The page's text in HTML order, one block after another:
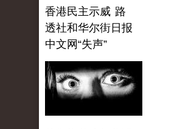
香港民主示威 路
透社和华尔街日报
中文网“失声”